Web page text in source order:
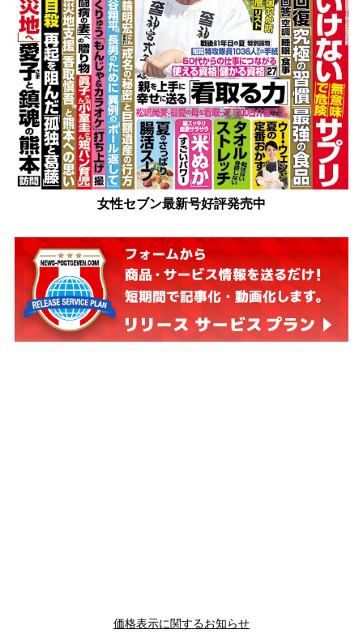
女性セブン最新号好評発売中
価格表示に関するお知らせ